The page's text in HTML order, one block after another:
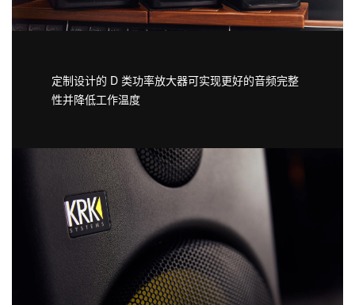
定制设计的 D 类功率放大器可实现更好的音频完整
性并降低工作温度